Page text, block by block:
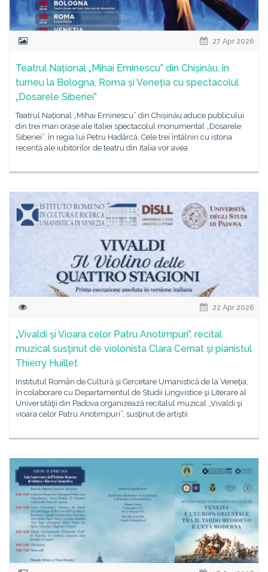
27 Apr 2026
Teatrul Național „Mihai Eminescu” din Chișinău, în
turneu la Bologna, Roma și Veneția cu spectacolul
„Dosarele Siberiei”
Teatrul Național „Mihai Eminescu” din Chișinău aduce publicului
din trei mari orașe ale Italiei spectacolul monumental „Dosarele
Siberiei”, în regia lui Petru Hadârcă. Cele trei întâlniri cu istoria
recentă ale iubitorilor de teatru din Italia vor avea
22 Apr 2026
„Vivaldi şi Vioara celor Patru Anotimpuri”, recital
muzical susţinut de violonista Clara Cernat şi pianistul
Thierry Huillet
Institutul Român de Cultură şi Cercetare Umanistică de la Veneţia,
în colaborare cu Departamentul de Studii Lingvistice şi Literare al
Universităţii din Padova organizează recitalul muzical „Vivaldi şi
vioara celor Patru Anotimpuri”, susţinut de artiştii